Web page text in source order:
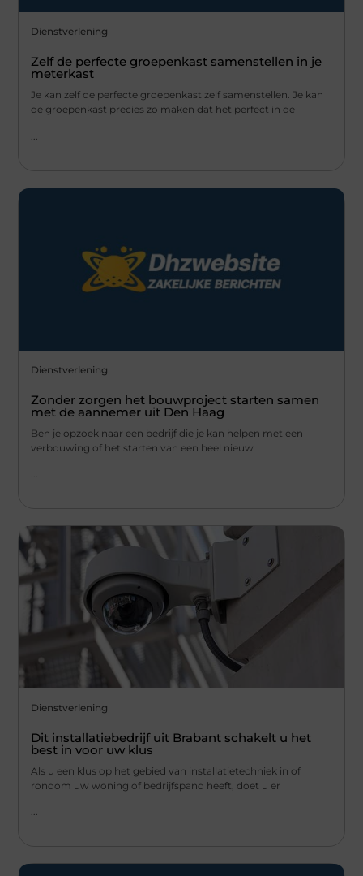
Dienstverlening
Zelf de perfecte groepenkast samenstellen in je
meterkast
Je kan zelf de perfecte groepenkast zelf samenstellen. Je kan
de groepenkast precies zo maken dat het perfect in de
Dienstverlening
Zonder zorgen het bouwproject starten samen
met de aannemer uit Den Haag
Ben je opzoek naar een bedrijf die je kan helpen met een
verbouwing of het starten van een heel nieuw
Dienstverlening
Dit installatiebedrijf uit Brabant schakelt u het
best in voor uw klus
Als u een klus op het gebied van installatietechniek in of
rondom uw woning of bedrijfspand heeft, doet u er
...